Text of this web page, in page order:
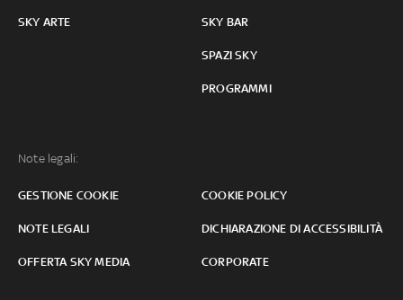
SKY ARTE SKY BAR
SPAZI SKY
PROGRAMMI
Note legali:
GESTIONE COOKIE COOKIE POLICY
NOTE LEGALI DICHIARAZIONE DI ACCESSIBILITÀ
OFFERTA SKY MEDIA CORPORATE